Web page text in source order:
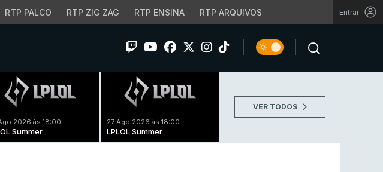
RTP PALCO RTP ZIG ZAG RTP ENSINA RTP ARQUIVOS Entrar
2026 às 18:00
Summer
27 Ago 2026 às 18:00
LPLOL Summer
VER TODOS